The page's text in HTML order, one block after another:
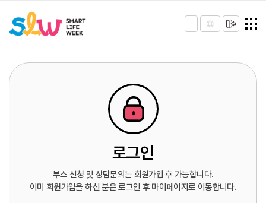
로그인
부스 신청 및 상담문의는 회원가입 후 가능합니다.
이미 회원가입을 하신 분은 로그인 후 마이페이지로 이동합니다.